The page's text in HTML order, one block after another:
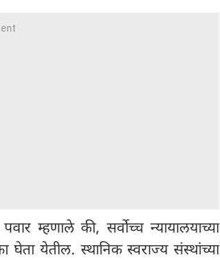
म्हणाले की, सर्वोच्च न्यायालयाच्या
घेता येतील. स्थानिक स्वराज्य संस्थांच्या